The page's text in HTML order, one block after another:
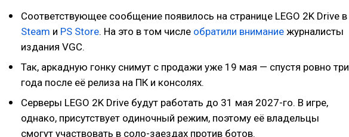
Соответствующее сообщение появилось на странице LEGO 2K Drive в
Steam и PS Store. На это в том числе обратили внимание журналисты
издания VGC.
Так, аркадную гонку снимут с продажи уже 19 мая — спустя ровно три
года после её релиза на ПК и консолях.
Серверы LEGO 2K Drive будут работать до 31 мая 2027-го. В игре,
однако, присутствует одиночный режим, поэтому её владельцы
смогут участвовать в соло-заездах против ботов.